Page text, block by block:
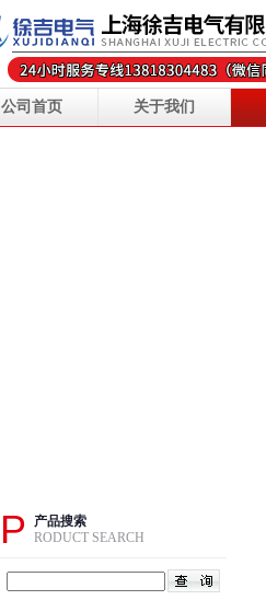
公司首页 关于我们
P
产品搜索
RODUCT SEARCH